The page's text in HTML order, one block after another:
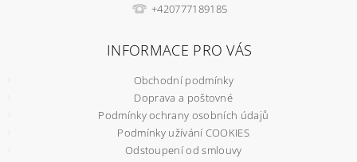
+420777189185
INFORMACE PRO VÁS
Obchodní podmínky
Doprava a poštovné
Podmínky ochrany osobních údajů
Podmínky užívání COOKIES
Odstoupení od smlouvy